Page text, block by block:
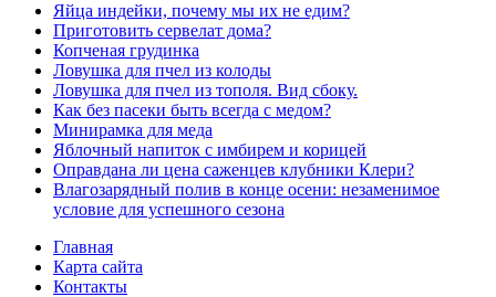
Яйца индейки, почему мы их не едим?
Приготовить сервелат⁠⁠ дома?
Копченая грудинка
Ловушка для пчел из колоды
Ловушка для пчел из тополя. Вид сбоку.
Как без пасеки быть всегда с медом?
Минирамка для меда
Яблочный напиток с имбирем и корицей
Оправдана ли цена саженцев клубники Клери?
Влагозарядный полив в конце осени: незаменимое
условие для успешного сезона
Главная
Карта сайта
Контакты